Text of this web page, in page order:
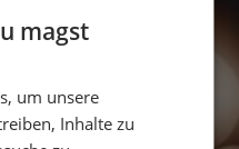
magst
um unsere
Inhalte zu